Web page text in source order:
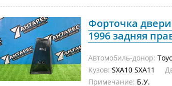
Форточка двери
1996 задняя
Автомобиль-донор:
Кузов: SXA10 SXA11
Примечание: Б.У.